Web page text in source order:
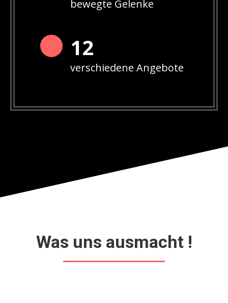
bewegte Gelenke
12
verschiedene Angebote
Was uns ausmacht !